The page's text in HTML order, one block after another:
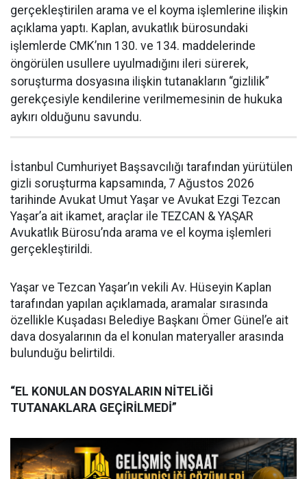
gerçekleştirilen arama ve el koyma işlemlerine ilişkin
açıklama yaptı. Kaplan, avukatlık bürosundaki
işlemlerde CMK’nın 130. ve 134. maddelerinde
öngörülen usullere uyulmadığını ileri sürerek,
soruşturma dosyasına ilişkin tutanakların “gizlilik”
gerekçesiyle kendilerine verilmemesinin de hukuka
aykırı olduğunu savundu.
İstanbul Cumhuriyet Başsavcılığı tarafından yürütülen
gizli soruşturma kapsamında, 7 Ağustos 2026
tarihinde Avukat Umut Yaşar ve Avukat Ezgi Tezcan
Yaşar’a ait ikamet, araçlar ile TEZCAN & YAŞAR
Avukatlık Bürosu’nda arama ve el koyma işlemleri
gerçekleştirildi.
Yaşar ve Tezcan Yaşar’ın vekili Av. Hüseyin Kaplan
tarafından yapılan açıklamada, aramalar sırasında
özellikle Kuşadası Belediye Başkanı Ömer Günel’e ait
dava dosyalarının da el konulan materyaller arasında
bulunduğu belirtildi.
“EL KONULAN DOSYALARIN NİTELİĞİ
TUTANAKLARA GEÇİRİLMEDİ”